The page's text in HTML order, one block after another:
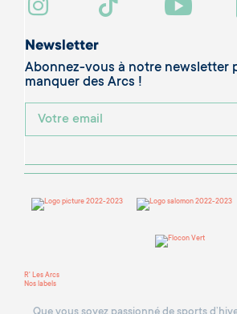
Newsletter
Abonnez-vous à notre newsletter
manquer des Arcs !
R' Les Arcs
Nos labels